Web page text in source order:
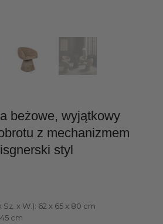
beżowe, wyjątkowy
z mechanizmem
styl
Sz. x W.): 62 x 65 x 80 cm
cm